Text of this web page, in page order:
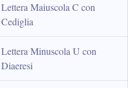
Lettera Maiuscola C con
Cediglia
Lettera Minuscola U con
Diaeresi